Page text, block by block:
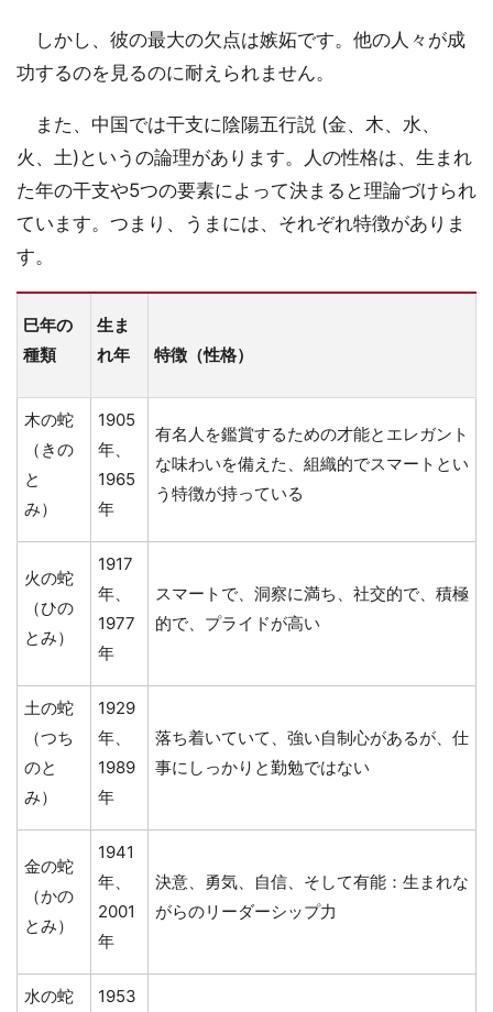
しかし、彼の最大の欠点は嫉妬です。他の人々が成
功するのを見るのに耐えられません。
また、中国では干支に陰陽五行説 (金、木、水、
火、土)というの論理があります。人の性格は、生まれ
た年の干支や5つの要素によって決まると理論づけられ
ています。つまり、うまには、それぞれ特徴がありま
す。
巳年の
種類
生ま
れ年
特徴（性格）
木の蛇
（きの
と
み）
1905
年、
1965
年
有名人を鑑賞するための才能とエレガント
な味わいを備えた、組織的でスマートとい
う特徴が持っている
火の蛇
（ひの
とみ）
1917
年、
1977
年
スマートで、洞察に満ち、社交的で、積極
的で、プライドが高い
土の蛇
（つち
のと
み）
1929
年、
1989
年
落ち着いていて、強い自制心があるが、仕
事にしっかりと勤勉ではない
金の蛇
（かの
とみ）
1941
年、
2001
年
決意、勇気、自信、そして有能：生まれな
がらのリーダーシップ力
水の蛇
1953